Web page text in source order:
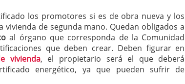
los promotores si es de obra nueva y los
de segunda mano. Quedan obligados a
al órgano que corresponda de la Comunidad
que deben crear. Deben figurar en
vivienda, el propietario será el que deberá
energético, ya que pueden sufrir de